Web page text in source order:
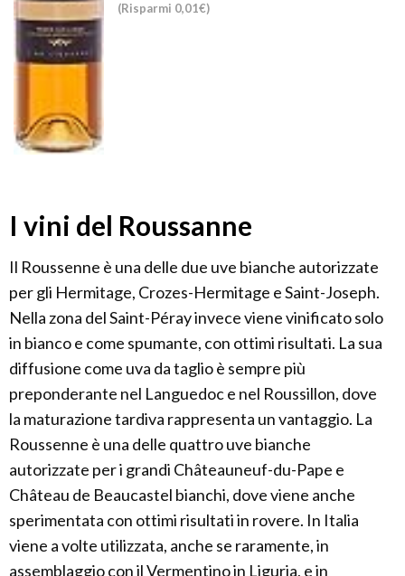
(Risparmi 0,01€)
I vini del Roussanne
Il Roussenne è una delle due uve bianche autorizzate
per gli Hermitage, Crozes-Hermitage e Saint-Joseph.
Nella zona del Saint-Péray invece viene vinificato solo
in bianco e come spumante, con ottimi risultati. La sua
diffusione come uva da taglio è sempre più
preponderante nel Languedoc e nel Roussillon, dove
la maturazione tardiva rappresenta un vantaggio. La
Roussenne è una delle quattro uve bianche
autorizzate per i grandi Châteauneuf-du-Pape e
Château de Beaucastel bianchi, dove viene anche
sperimentata con ottimi risultati in rovere. In Italia
viene a volte utilizzata, anche se raramente, in
assemblaggio con il Vermentino in Liguria, e in